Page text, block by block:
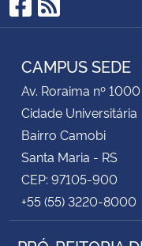
Facebook
RSS
CAMPUS SEDE
Av. Roraima nº 1000
Cidade Universitária
Bairro Camobi
Santa Maria - RS
CEP: 97105-900
+55 (55) 3220-8000